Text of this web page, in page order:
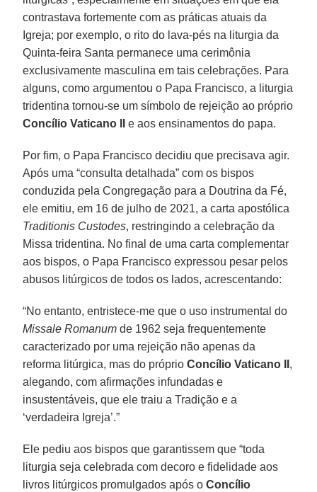
contrastava fortemente com as práticas atuais da
Igreja; por exemplo, o rito do lava-pés na liturgia da
Quinta-feira Santa permanece uma cerimônia
exclusivamente masculina em tais celebrações. Para
alguns, como argumentou o Papa Francisco, a liturgia
tridentina tornou-se um símbolo de rejeição ao próprio
Concílio Vaticano II
e aos ensinamentos do papa.
Por fim, o Papa Francisco decidiu que precisava agir.
Após uma “consulta detalhada” com os bispos
conduzida pela Congregação para a Doutrina da Fé,
ele emitiu, em 16 de julho de 2021, a carta apostólica
Traditionis Custodes, restringindo a celebração da
Missa tridentina. No final de uma carta complementar
aos bispos, o Papa Francisco expressou pesar pelos
abusos litúrgicos de todos os lados, acrescentando:
“No entanto, entristece-me que o uso instrumental do
Missale Romanum de 1962 seja frequentemente
caracterizado por uma rejeição não apenas da
reforma litúrgica, mas do próprioConcílio Vaticano II ,
alegando, com afirmações infundadas e
insustentáveis, que ele traiu a Tradição e a
‘verdadeira Igreja’.”
Ele pediu aos bispos que garantissem que “toda
liturgia seja celebrada com decoro e fidelidade aos
livros litúrgicos promulgados após oConcílio